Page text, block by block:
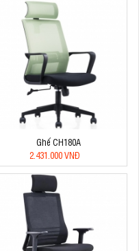
Ghế CH180A
2.431.000 VNĐ